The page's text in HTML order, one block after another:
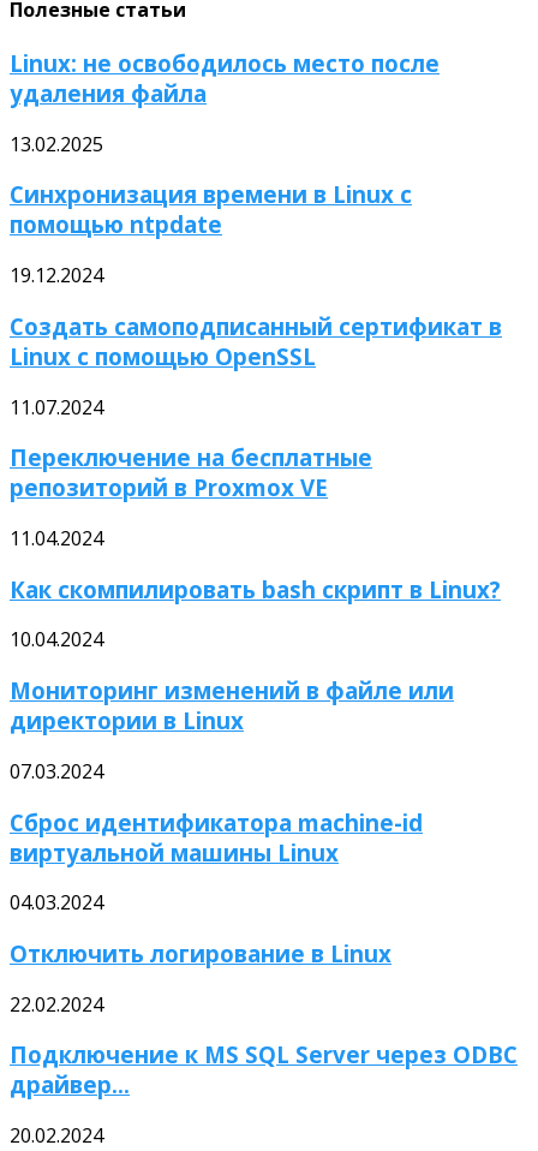
Полезные статьи
Linux: не освободилось место после
удаления файла
13.02.2025
Синхронизация времени в Linux с
помощью ntpdate
19.12.2024
Создать самоподписанный сертификат в
Linux с помощью OpenSSL
11.07.2024
Переключение на бесплатные
репозиторий в Proxmox VE
11.04.2024
Как скомпилировать bash скрипт в Linux?
10.04.2024
Мониторинг изменений в файле или
директории в Linux
07.03.2024
Сброс идентификатора machine-id
виртуальной машины Linux
04.03.2024
Отключить логирование в Linux
22.02.2024
Подключение к MS SQL Server через ODBC
драйвер...
20.02.2024